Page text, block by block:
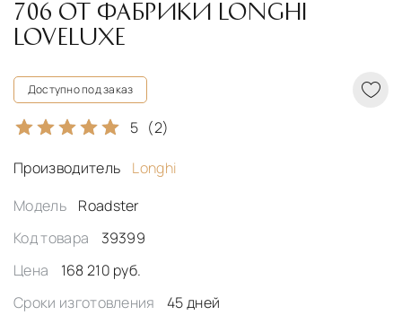
706 ОТ ФАБРИКИ LONGHI
LOVELUXE
Доступно под заказ
5 (2)
Производитель
Longhi
Модель
Roadster
Код товара
39399
Цена
168 210 руб.
Сроки изготовления
45 дней